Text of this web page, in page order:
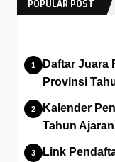
POPULAR POST
Daftar Juara
Provinsi
Kalender
Tahun
Link